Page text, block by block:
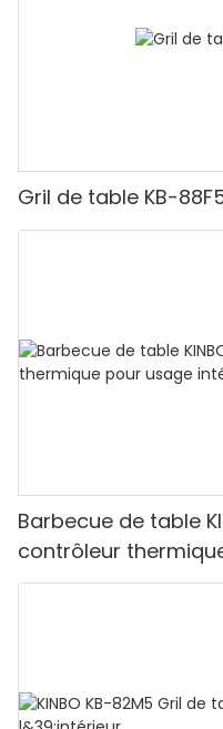
Gril de table KB-
Barbecue de table
contrôleur